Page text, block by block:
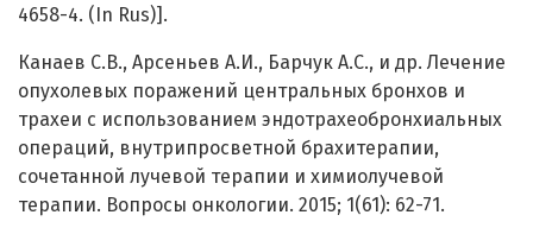
4658-4. (In Rus)].
Канаев С.В., Арсеньев А.И., Барчук А.С., и др. Лечение
опухолевых поражений центральных бронхов и
трахеи с использованием эндотрахеобронхиальных
операций, внутрипросветной брахитерапии,
сочетанной лучевой терапии и химиолучевой
терапии. Вопросы онкологии. 2015; 1(61): 62-71.